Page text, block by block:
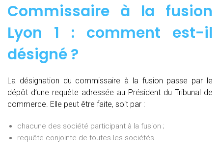
Commissaire à la fusion
Lyon 1 : comment est-il
désigné ?
La désignation du commissaire à la fusion passe par le
dépôt d’une requête adressée au Président du Tribunal de
commerce. Elle peut être faite, soit par :
chacune des société participant à la fusion ;
requête conjointe de toutes les sociétés.